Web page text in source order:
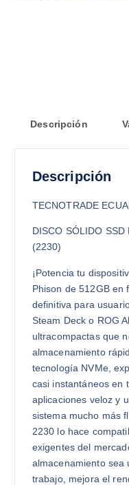
Descripción
Descripción
TECNOTRADE
DISCO SÓLIDO
(2230)
¡Potencia tu
Phison de 512GB en
definitiva para
Steam Deck o ROG
ultracompactas que
almacenamiento
tecnología NVMe,
casi instantáneos en
aplicaciones veloz y
sistema mucho más
2230 lo hace
exigentes del
almacenamiento sea
trabajo, mejora el